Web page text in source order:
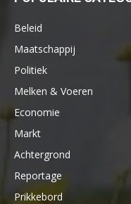
Beleid
Maatschappij
Politiek
Melken & Voeren
Economie
Markt
Achtergrond
Reportage
Prikkebord